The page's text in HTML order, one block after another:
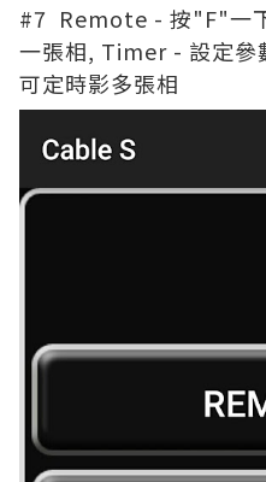
#7 Remote - 按"F"一
一張相, Timer - 設定
可定時影多張相